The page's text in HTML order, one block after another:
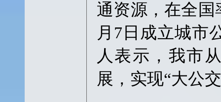
通资源，在全国
月7日成立城市
人表示，我市
展，实现“大公